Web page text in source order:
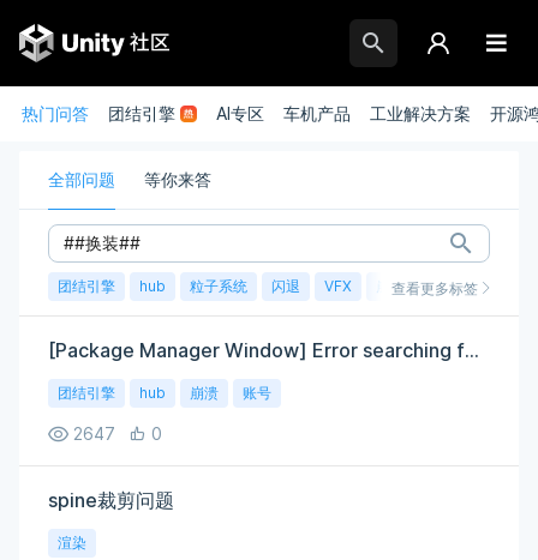
热门问答 团结引擎 AI专区 车机产品 工业解决方案 开源
全部问题 等你来答
团结引擎 hub 粒子系统 闪退 VFX 崩溃 账号 渲染
查看更多标签
[Package Manager Window] Error searching for packages
团结引擎 hub 崩溃 账号
2647 0
spine裁剪问题
渲染